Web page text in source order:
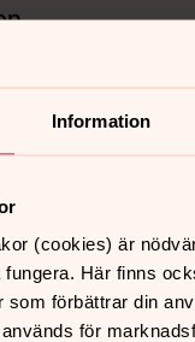
Information
(cookies) är
fungera. Här finns
som förbättrar din
för
kyrkan i Järna och
11
2026
frågor på